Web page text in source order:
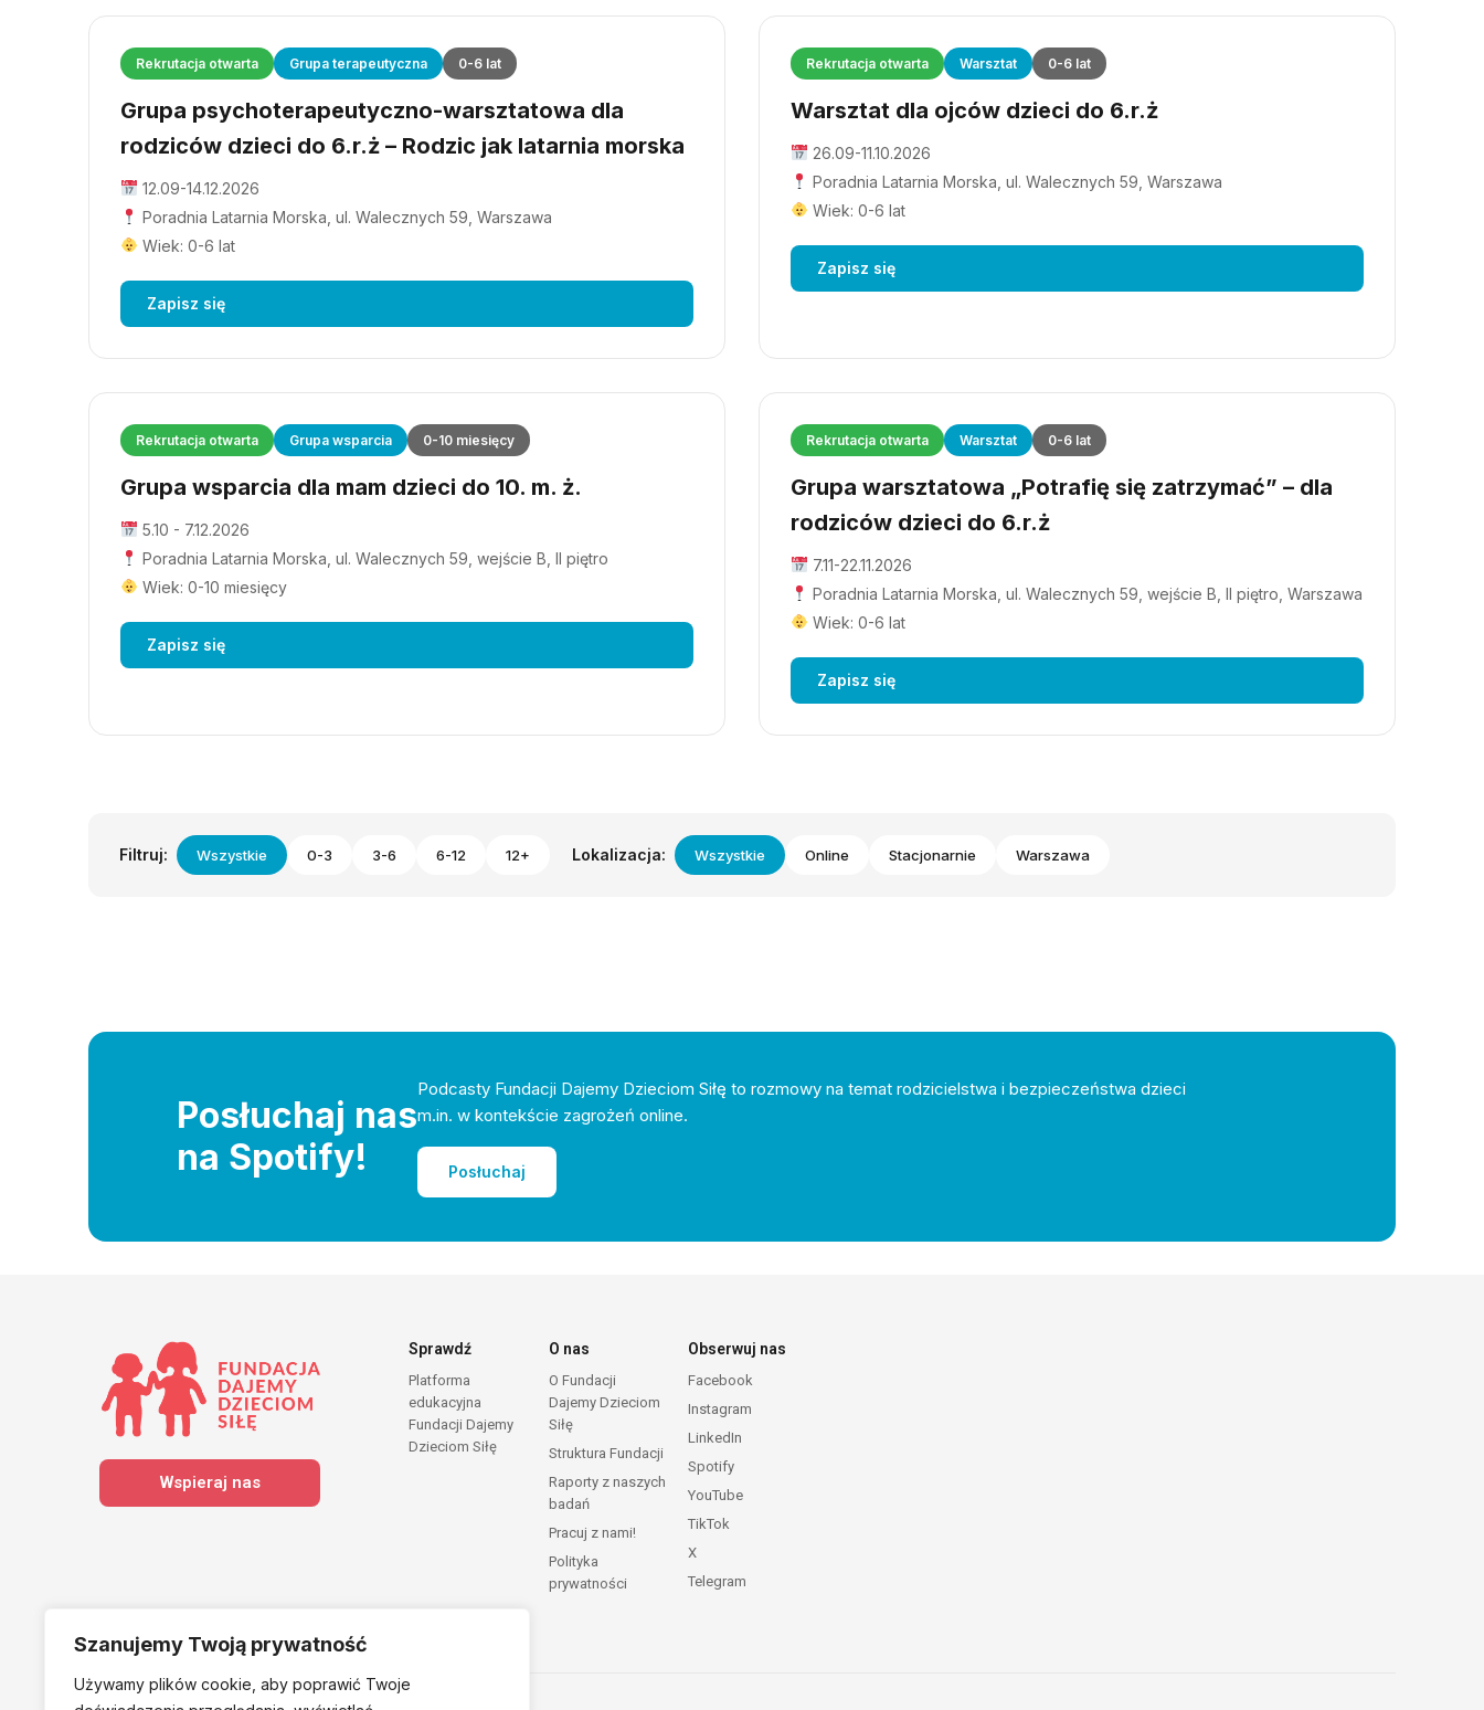
Szanujemy Twoją prywatność
Używamy plików cookie, aby poprawić Twoje
Rekrutacja otwarta Grupa terapeutyczna 0-6 lat
Grupa psychoterapeutyczno-warsztatowa dla
rodziców dzieci do 6.r.ż – Rodzic jak latarnia morska
12.09-14.12.2026
Poradnia Latarnia Morska, ul. Walecznych 59, Warszawa
Wiek: 0-6 lat
Zapisz się
Rekrutacja otwarta Warsztat 0-6 lat
Warsztat dla ojców dzieci do 6.r.ż
26.09-11.10.2026
Poradnia Latarnia Morska, ul. Walecznych 59, Warszawa
Wiek: 0-6 lat
Zapisz się
Rekrutacja otwarta Grupa wsparcia 0-10 miesięcy
Grupa wsparcia dla mam dzieci do 10. m. ż.
5.10 - 7.12.2026
Poradnia Latarnia Morska, ul. Walecznych 59, wejście B, II piętro
Wiek: 0-10 miesięcy
Zapisz się
Rekrutacja otwarta Warsztat 0-6 lat
Grupa warsztatowa „Potrafię się zatrzymać” – dla
rodziców dzieci do 6.r.ż
7.11-22.11.2026
Poradnia Latarnia Morska, ul. Walecznych 59, wejście B, II piętro, Warszawa
Wiek: 0-6 lat
Zapisz się
Filtruj: Wszystkie 0-3 3-6 6-12 12+ Lokalizacja: Wszystkie Online Stacjonarnie Warszawa
Posłuchaj nas
na Spotify!
Podcasty Fundacji Dajemy Dzieciom Siłę to rozmowy na temat rodzicielstwa i bezpieczeństwa dzieci
m.in. w kontekście zagrożeń online.
Posłuchaj
Wspieraj nas
Sprawdź
Platforma
edukacyjna
Fundacji Dajemy
Dzieciom Siłę
O nas
O Fundacji
Dajemy Dzieciom
Siłę
Struktura Fundacji
Raporty z naszych
badań
Pracuj z nami!
Polityka
prywatności
Obserwuj nas
Facebook
Instagram
LinkedIn
Spotify
YouTube
TikTok
X
Telegram
Należymy do